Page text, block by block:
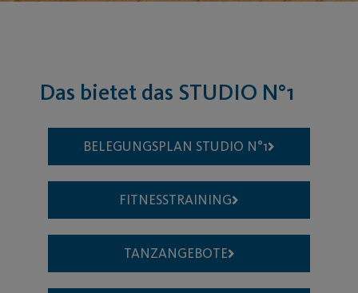
Das bietet das STUDIO N°1
BELEGUNGSPLAN STUDIO N°1​
FITNESSTRAINING
TANZANGEBOTE